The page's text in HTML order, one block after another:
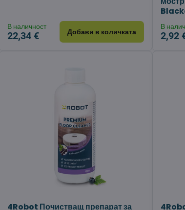
В наличност
22,34 € Добави в количката
В
2,92
4Robot Почистващ препарат за